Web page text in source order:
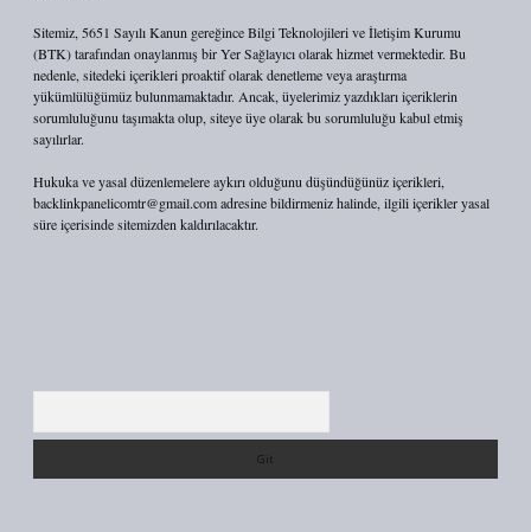
Sitemiz, 5651 Sayılı Kanun gereğince Bilgi Teknolojileri ve İletişim Kurumu
(BTK) tarafından onaylanmış bir Yer Sağlayıcı olarak hizmet vermektedir. Bu
nedenle, sitedeki içerikleri proaktif olarak denetleme veya araştırma
yükümlülüğümüz bulunmamaktadır. Ancak, üyelerimiz yazdıkları içeriklerin
sorumluluğunu taşımakta olup, siteye üye olarak bu sorumluluğu kabul etmiş
sayılırlar.
Hukuka ve yasal düzenlemelere aykırı olduğunu düşündüğünüz içerikleri,
backlinkpanelicomtr@gmail.comadresine bildirmeniz halinde, ilgili içerikler yasal
süre içerisinde sitemizden kaldırılacaktır.